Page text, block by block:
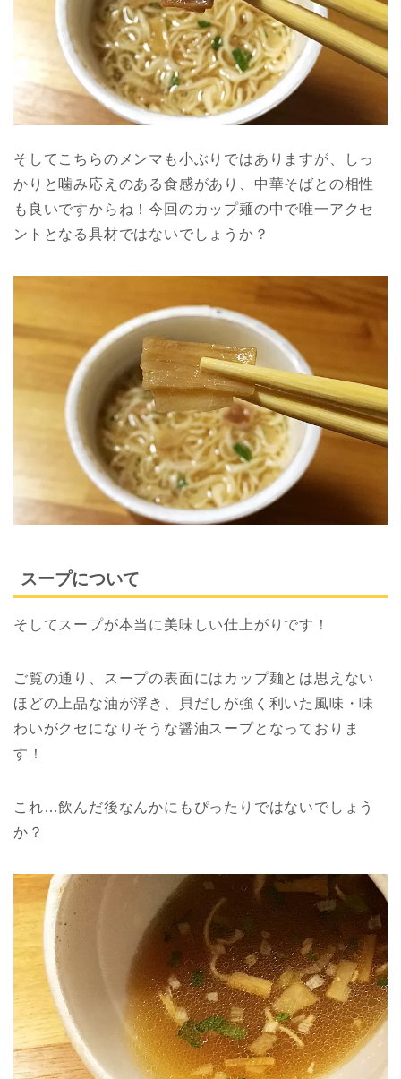
そしてこちらのメンマも小ぶりではありますが、しっ
かりと噛み応えのある食感があり、中華そばとの相性
も良いですからね！今回のカップ麺の中で唯一アクセ
ントとなる具材ではないでしょうか？
スープについて
そしてスープが本当に美味しい仕上がりです！
ご覧の通り、スープの表面にはカップ麺とは思えない
ほどの上品な油が浮き、貝だしが強く利いた風味・味
わいがクセになりそうな醤油スープとなっておりま
す！
これ…飲んだ後なんかにもぴったりではないでしょう
か？